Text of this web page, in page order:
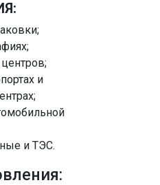
и
и ТЭС.